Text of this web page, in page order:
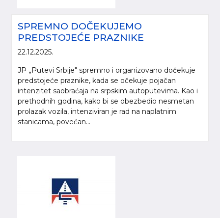
SPREMNO DOČEKUJEMO
PREDSTOJEĆE PRAZNIKE
22.12.2025.
JP „Putevi Srbije" spremno i organizovano dočekuje
predstojeće praznike, kada se očekuje pojačan
intenzitet saobraćaja na srpskim autoputevima. Kao i
prethodnih godina, kako bi se obezbedio nesmetan
prolazak vozila, intenziviran je rad na naplatnim
stanicama, povećan...